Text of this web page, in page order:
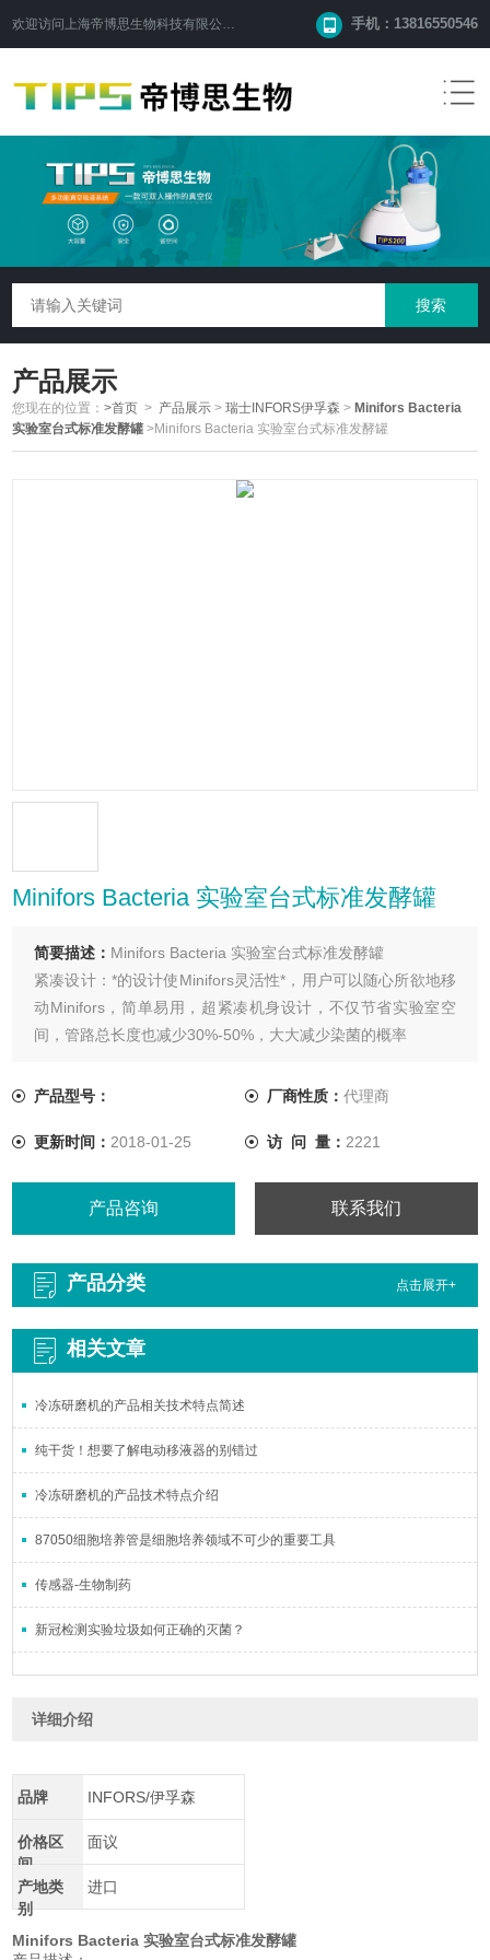
欢迎访问 上海帝博思生物科技有限公司 手机：13816550546
产品展示
您现在的位置：>首页 > 产品展示 >瑞士INFORS伊孚森 >Minifors Bacteria
实验室台式标准发酵罐 >Minifors Bacteria 实验室台式标准发酵罐
Minifors Bacteria 实验室台式标准发酵罐
简要描述： Minifors Bacteria 实验室台式标准发酵罐
紧凑设计：*的设计使Minifors灵活性*，用户可以随心所欲地移
动Minifors，简单易用，超紧凑机身设计，不仅节省实验室空
间，管路总长度也减少30%-50%，大大减少染菌的概率
产品型号： 厂商性质： 代理商
更新时间： 2018-01-25 访 问 量： 2221
产品咨询 联系我们
产品分类 点击展开+
相关文章
冷冻研磨机的产品相关技术特点简述
纯干货！想要了解电动移液器的别错过
冷冻研磨机的产品技术特点介绍
87050细胞培养管是细胞培养领域不可少的重要工具
传感器-生物制药
新冠检测实验垃圾如何正确的灭菌？
详细介绍
品牌 INFORS/伊孚森
价格区
间
面议
产地类
别
进口
Minifors Bacteria 实验室台式标准发酵罐